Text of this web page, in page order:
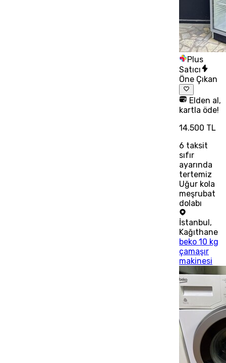
Plus
Satıcı
Öne Çıkan
Elden al,
kartla öde!
14.500 TL
6 taksit
sıfır
ayarında
tertemiz
Uğur kola
meşrubat
dolabı
İstanbul ,
Kağıthane
beko 10 kg
çamaşır
makinesi